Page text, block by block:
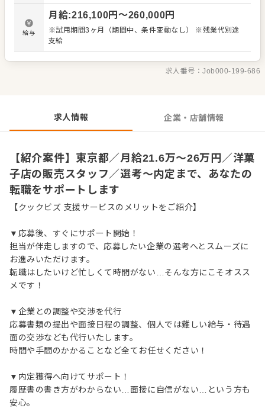
作成 ・商品説明やご提案 ・レジ会計、商品お渡し ・清
掃、開店閉店業務 など 入社後はスキルに合わせた業務か
らお任せしますので、徐々に仕事の幅を広げていきましょ
う。成長をしっかりサポートしますので、経験に関わらず
ップなどもめざせます。
給与
月給:216,100円〜260,000円
※試用期間3ヶ月（期間中、条件変動なし） ※残業代別途
支給
求人番号：Job000-199-686
求人情報 企業・店舗情報
【紹介案件】東京都／月給21.6万～26万円／洋菓
子店の販売スタッフ／選考～内定まで、あなたの
転職をサポートします
【クックビズ 支援サービスのメリットをご紹介】
▼応募後、すぐにサポート開始！
担当が伴走しますので、応募したい企業の選考へとスムーズに
お進みいただけます。
転職はしたいけど忙しくて時間がない…そんな方にこそオスス
メです！
▼企業との調整や交渉を代行
応募書類の提出や面接日程の調整、個人では難しい給与・待遇
面の交渉なども代行いたします。
時間や手間のかかることなど全てお任せください！
▼内定獲得へ向けてサポート！
履歴書の書き方がわからない…面接に自信がない…という方も
安心。